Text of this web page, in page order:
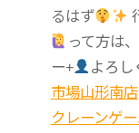
るはず
って方は
ー+
よろし
市場山形南店
クレーンゲ